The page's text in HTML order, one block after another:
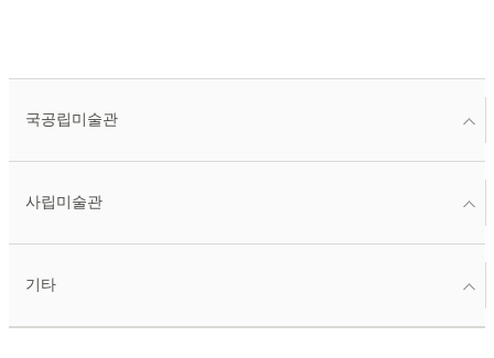
국공립미술관
사립미술관
기타